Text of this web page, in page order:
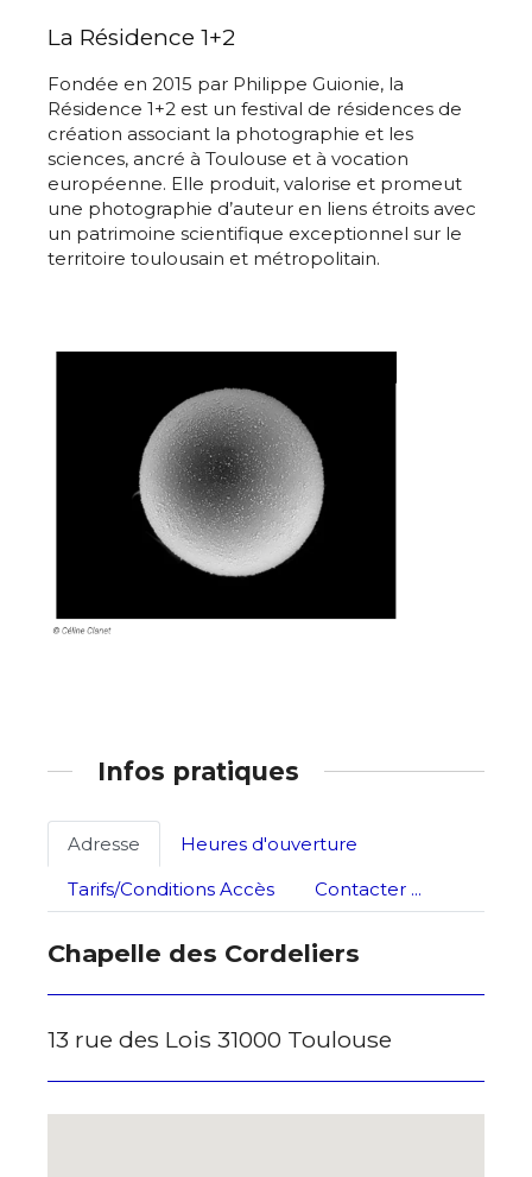
Adresse email*
Statut / Organisation
J'accepte lestermes et conditions
* Champ obligatoire
Adresse email*
* Champ obligatoire
La Résidence 1+2
Fondée en 2015 par Philippe Guionie, la
Résidence 1+2 est un festival de résidences de
création associant la photographie et les
sciences, ancré à Toulouse et à vocation
européenne. Elle produit, valorise et promeut
une photographie d’auteur en liens étroits avec
un patrimoine scientifique exceptionnel sur le
territoire toulousain et métropolitain.
Infos pratiques
Adresse
Heures d'ouverture
Tarifs/Conditions Accès
Contacter ...
Chapelle des Cordeliers
13 rue des Lois 31000 Toulouse